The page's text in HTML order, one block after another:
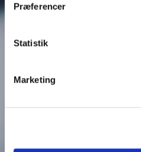
Præferencer
Statistik
Marketing